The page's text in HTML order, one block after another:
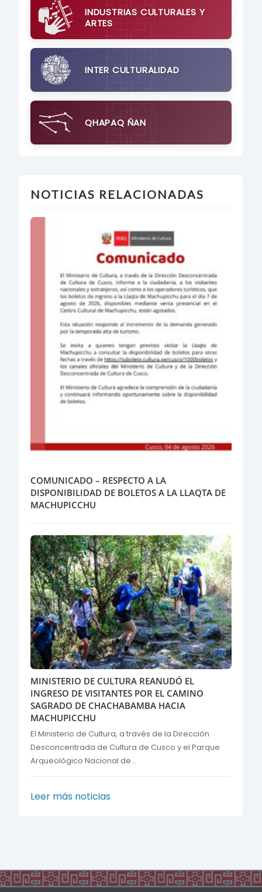
INDUSTRIAS CULTURALES Y
ARTES
INTER CULTURALIDAD
QHAPAQ ÑAN
NOTICIAS RELACIONADAS
COMUNICADO – RESPECTO A LA
DISPONIBILIDAD DE BOLETOS A LA LLAQTA DE
MACHUPICCHU
MINISTERIO DE CULTURA REANUDÓ EL
INGRESO DE VISITANTES POR EL CAMINO
SAGRADO DE CHACHABAMBA HACIA
MACHUPICCHU
El Ministerio de Cultura, a través de la Dirección
Desconcentrada de Cultura de Cusco y el Parque
Arqueológico Nacional de...
Leer más noticias